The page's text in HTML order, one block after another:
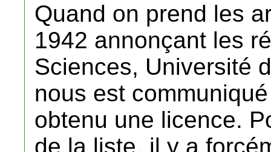
Quand on prend les
1942 annonçant les
Sciences, Université
nous est
obtenu une licence.
de la liste, il y a